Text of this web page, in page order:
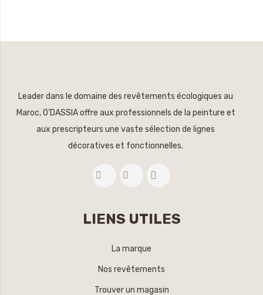
Leader dans le domaine des revêtements écologiques au
Maroc, O’DASSIA offre aux professionnels de la peinture et
aux prescripteurs une vaste sélection de lignes
décoratives et fonctionnelles.
LIENS UTILES
La marque
Nos revêtements
Trouver un magasin